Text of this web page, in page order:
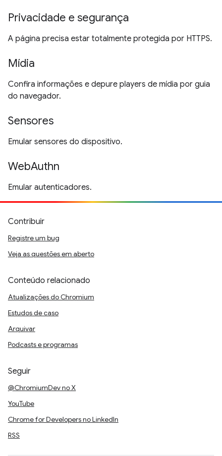
Privacidade e segurança
A página precisa estar totalmente protegida por HTTPS.
Mídia
Confira informações e depure players de mídia por guia
do navegador.
Sensores
Emular sensores do dispositivo.
WebAuthn
Emular autenticadores.
Contribuir
Registre um bug
Veja as questões em aberto
Conteúdo relacionado
Atualizações do Chromium
Estudos de caso
Arquivar
Podcasts e programas
Seguir
@ChromiumDev no X
YouTube
Chrome for Developers no LinkedIn
RSS